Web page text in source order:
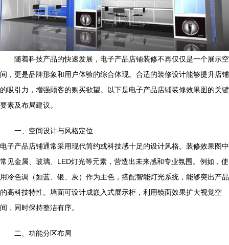
随着科技产品的快速发展，电子产品店铺装修不再仅仅是一个展示空
间，更是品牌形象和用户体验的综合体现。合适的装修设计能够提升店铺
的吸引力，增强顾客的购买欲望。以下是电子产品店铺装修效果图的关键
要素及布局建议。
一、空间设计与风格定位
电子产品店铺通常采用现代简约或科技感十足的设计风格。装修效果图中
常见金属、玻璃、LED灯光等元素，营造出未来感和专业氛围。例如，使
用冷色调（如蓝、银、灰）作为主色，搭配智能灯光系统，能够突出产品
的高科技特性。墙面可设计成嵌入式展示柜，利用镜面效果扩大视觉空
间，同时保持整洁有序。
二、功能分区布局